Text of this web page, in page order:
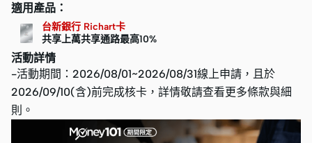
適用產品：
台新銀行 Richart卡
共享上萬共享通路最高10%
活動詳情
-活動期間：2026/08/01~2026/08/31線上申請，且於
2026/09/10(含)前完成核卡，詳情敬請查看更多條款與細
則。